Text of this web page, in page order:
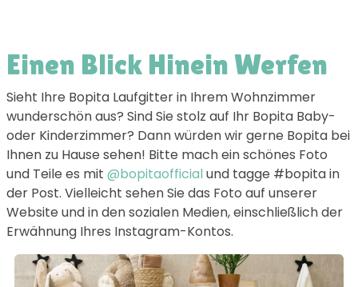
Einen Blick Hinein Werfen
Sieht Ihre Bopita Laufgitter in Ihrem Wohnzimmer
wunderschön aus? Sind Sie stolz auf Ihr Bopita Baby-
oder Kinderzimmer? Dann würden wir gerne Bopita bei
Ihnen zu Hause sehen! Bitte mach ein schönes Foto
und Teile es mit @bopitaofficial und tagge #bopita in
der Post. Vielleicht sehen Sie das Foto auf unserer
Website und in den sozialen Medien, einschließlich der
Erwähnung Ihres Instagram-Kontos.